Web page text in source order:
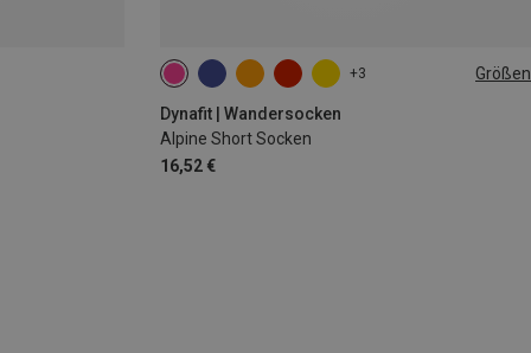
+3 Größen
Dynafit | Wandersocken
Alpine Short Socken
16,52 €
35|36|37|38 39|40|41|42